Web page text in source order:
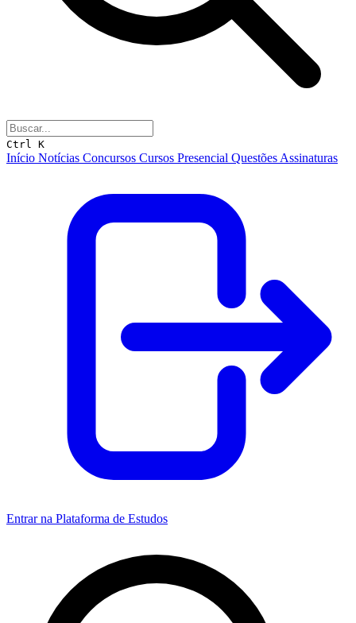
Ctrl K
Início Notícias Concursos Cursos Presencial Questões Assinaturas
Entrar na Plataforma de Estudos